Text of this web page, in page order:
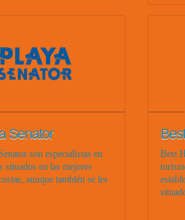
Senator
son especialistas en
situados en las mejores
aunque también se les
Best